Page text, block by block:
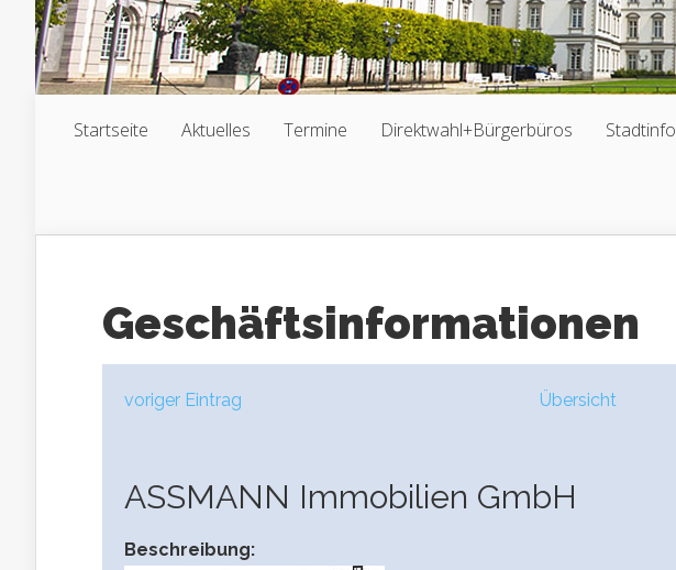
Startseite Aktuelles Termine Direktwahl+Bürgerbüros Stadtinfo
Geschäftsinformationen
voriger Eintrag Übersicht
ASSMANN Immobilien GmbH
Beschreibung: